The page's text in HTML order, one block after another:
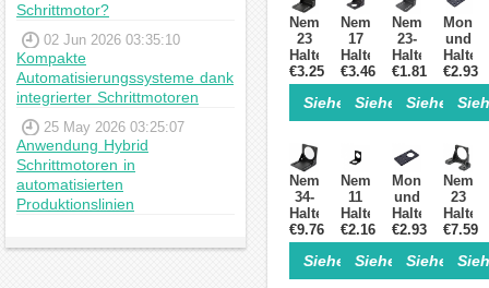
Schrittmotor?
02 Jun 2026 03:35:10
Kompakte
Automatisierungssysteme dank
integrierter Schrittmotoren
25 May 2026 03:25:07
Anwendung Hybrid
Schrittmotoren in
automatisierten
Produktionslinien
Nema
23
Halterung
für
Schrittmotor
und
Getriebeschrittmotor
Stahl
Schrittmotor
Halterung
€3.25
Siehe Einzelheiten>
Nema
17
Halterung
für
Schrittmotor
und
Getriebeschrittmotor
CNC/3D-
Drucker
Legierter
Stahl
€3.46
Siehe
Nema
23-
Halterung
für
Legierter
Stahl
€1.81
Siehe
und
für
Nema
17-
der
PG-
Serie
€2.93
Nema
34-
Halterung
für
Schrittmotor-
Halterung
aus
€9.76
Siehe Einzelheiten>
Nema
11
Halterung
für
Schrittmotor
und
Getriebe
€2.16
Siehe
Montageplatte
und
Halterung
für
der
Nema
€2.93
Siehe
Nema
23
für
€7.59